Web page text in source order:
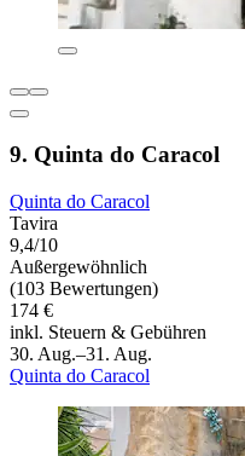
9. Quinta do Caracol
Quinta do Caracol
Tavira
9,4/10
Außergewöhnlich
(103 Bewertungen)
174 €
inkl. Steuern & Gebühren
30. Aug.–31. Aug.
Quinta do Caracol